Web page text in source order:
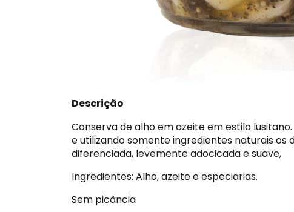
Descrição
Conserva de alho em azeite em estilo
e utilizando somente ingredientes naturaisos
diferenciada, levemente adocicada e suave,
Ingredientes: Alho, azeite e especiarias.
Sem picância